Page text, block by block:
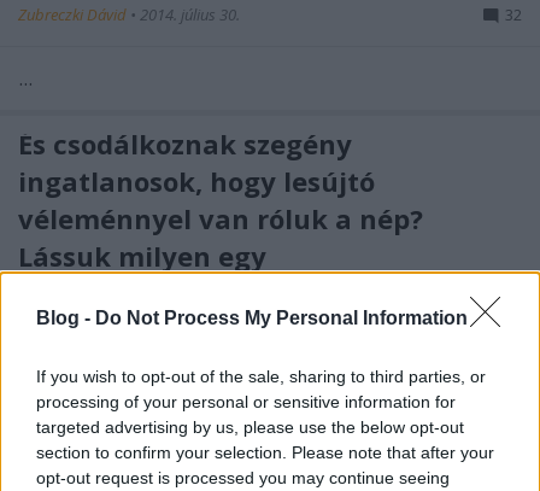
Blog - Do Not Process My Personal Information
If you wish to opt-out of the sale, sharing to third parties, or
processing of your personal or sensitive information for
targeted advertising by us, please use the below opt-out
section to confirm your selection. Please note that after your
opt-out request is processed you may continue seeing
Zubreczki Dávid • 2014. július 30. 32
...
És csodálkoznak szegény
ingatlanosok, hogy lesújtó
véleménnyel van róluk a nép?
Lássuk milyen egy
Zubreczki Dávid
Nem is tudom, hol kezdjem. Talán a végén. Aki már
életében elcsodálkozott azon, hogy még mindig
létezik a Magyar Újságírók Országos ...